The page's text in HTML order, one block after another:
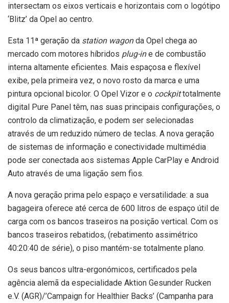
intersectam os eixos verticais e horizontais com o logótipo
‘Blitz’ da Opel ao centro.
Esta 11ª geração da station wagonda Opel chega ao
mercado com motores híbridos plug-ine de combustão
interna altamente eficientes. Mais espaçosa e flexível
exibe, pela primeira vez, o novo rosto da marca e uma
pintura opcional bicolor. O Opel Vizor e o cockpittotalmente
digital Pure Panel têm, nas suas principais configurações, o
controlo da climatização, e podem ser selecionadas
através de um reduzido número de teclas. A nova geração
de sistemas de informação e conectividade multimédia
pode ser conectada aos sistemas Apple CarPlay e Android
Auto através de uma ligação sem fios.
A nova geração prima pelo espaço e versatilidade: a sua
bagageira oferece até cerca de 600 litros de espaço útil de
carga com os bancos traseiros na posição vertical. Com os
bancos traseiros rebatidos, (rebatimento assimétrico
40:20:40 de série), o piso mantém-se totalmente plano.
Os seus bancos ultra-ergonómicos, certificados pela
agência alemã da especialidade Aktion Gesunder Rucken
e.V. (AGR)/’Campaign for Healthier Backs’ (Campanha para